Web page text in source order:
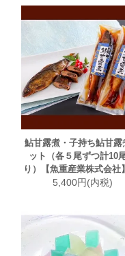
鮎甘露煮・子持ち鮎甘露
ット（各５尾ずつ計10
り）【魚重産業株式会
5,400円(内税)